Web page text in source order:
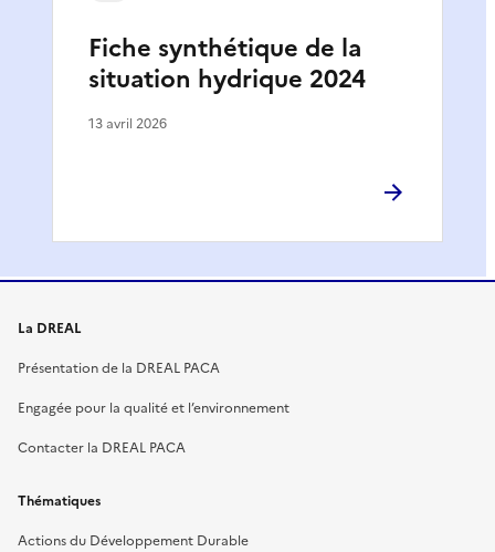
Fiche synthétique de la
situation hydrique 2024
13 avril 2026
La DREAL
Présentation de la DREAL PACA
Engagée pour la qualité et l’environnement
Contacter la DREAL PACA
Thématiques
Actions du Développement Durable